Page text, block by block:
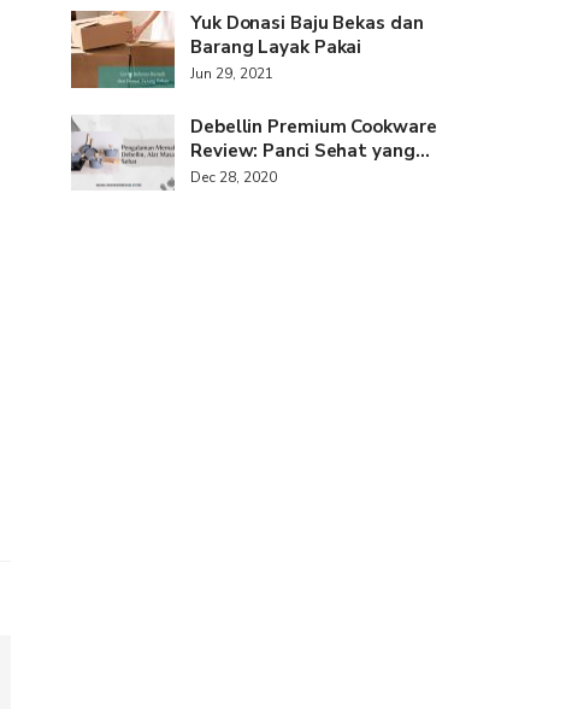
Yuk Donasi Baju Bekas dan
Barang Layak Pakai
Jun 29, 2021
Debellin Premium Cookware
Review: Panci Sehat yang…
Dec 28, 2020